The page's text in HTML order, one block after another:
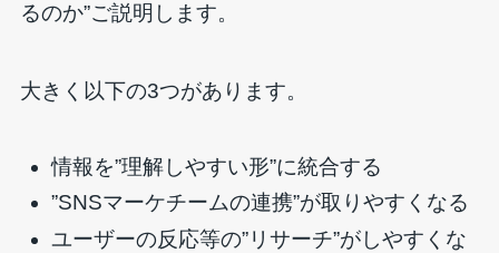
るのか”ご説明します。
大きく以下の3つがあります。
情報を”理解しやすい形”に統合する
”SNSマーケチームの連携”が取りやすくなる
ユーザーの反応等の”リサーチ”がしやすくな